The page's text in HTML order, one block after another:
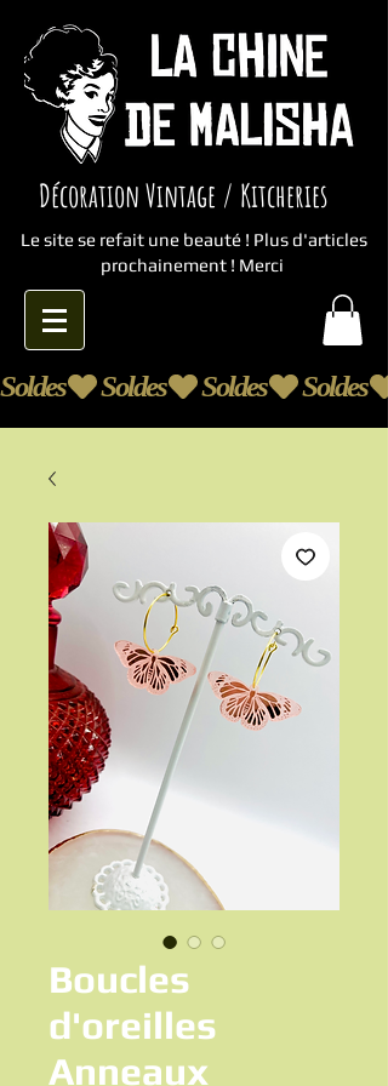
Décoration Vintage / Kitcheries
Le site se refait une beauté ! Plus d'articles
prochainement ! Merci
Soldes
Boucles
d'oreilles
Anneaux